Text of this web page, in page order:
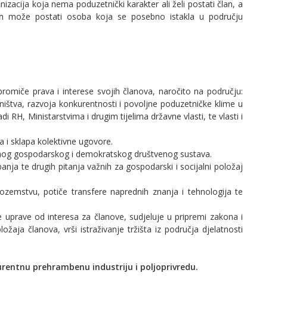
koja nema poduzetnički karakter ali želi postati član, a
može postati osoba koja se posebno istakla u području
prava i interese svojih članova, naročito na području:
razvoja konkurentnosti i povoljne poduzetničke klime u
RH, Ministarstvima i drugim tijelima državne vlasti, te vlasti i
i sklapa kolektivne ugovore.
gospodarskog i demokratskog društvenog sustava.
te drugih pitanja važnih za gospodarski i socijalni položaj
potiče transfere naprednih znanja i tehnologija te
od interesa za članove, sudjeluje u pripremi zakona i
članova, vrši istraživanje tržišta iz područja djelatnosti
prehrambenu industriju i poljoprivredu.